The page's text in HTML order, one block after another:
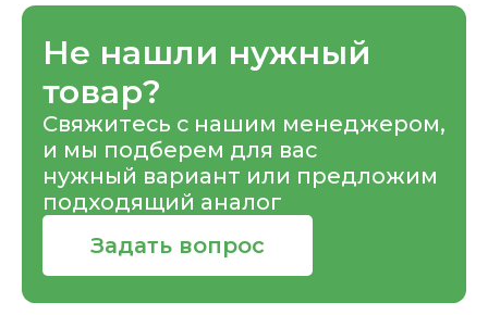
Не нашли нужный
товар?
Свяжитесь с нашим менеджером,
и мы подберем для вас
нужный вариант или предложим
подходящий аналог
Задать вопрос